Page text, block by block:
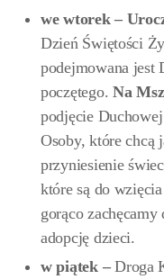
we wtorek –
Dzień Świętości
podejmowana jest
poczętego.Na
podjęcie
Osoby, które chcą
przyniesienie
które są do
gorąco
adopcję dzieci.
w piątek –Droga